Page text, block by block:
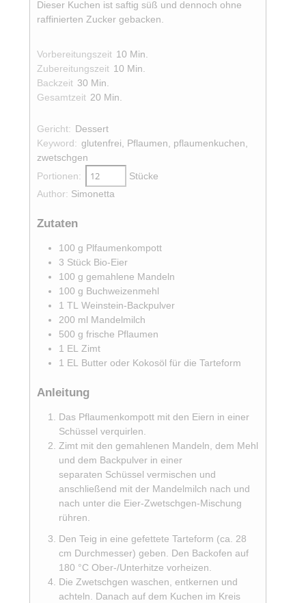
Dieser Kuchen ist saftig süß und dennoch ohne
raffinierten Zucker gebacken.
Vorbereitungszeit 10 Minuten
Min.
Zubereitungszeit 10 Minuten
Min.
Backzeit 30 Minuten
Min.
Gesamtzeit 20 Minuten
Min.
Gericht: Dessert
Keyword: glutenfrei, Pflaumen, pflaumenkuchen,
zwetschgen
Portionen:
Stücke
Author: Simonetta
Zutaten
100 g Plfaumenkompott
3 Stück Bio-Eier
100g gemahlene Mandeln
100 g Buchweizenmehl
1 TL Weinstein-Backpulver
200 ml Mandelmilch
500g frische Pflaumen
1 EL Zimt
1 EL Butter oder Kokosöl für die Tarteform
Anleitung
Das Pflaumenkompott mit den Eiern in einer
Schüssel verquirlen.
Zimt mit den gemahlenen Mandeln, dem Mehl
und dem Backpulver in einer
separaten Schüssel vermischen und
anschließend mit der Mandelmilch nach und
nach unter die Eier-Zwetschgen-Mischung
rühren.
Den Teig in eine gefettete Tarteform (ca. 28
cm Durchmesser) geben. Den Backofen auf
180 °C Ober-/Unterhitze vorheizen.
Die Zwetschgen waschen, entkernen und
achteln. Danach auf dem Kuchen im Kreis